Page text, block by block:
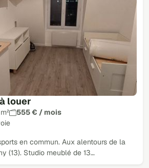
louer
555 € / mois
en commun. Aux alentours de la
(13). Studio meublé de 13…